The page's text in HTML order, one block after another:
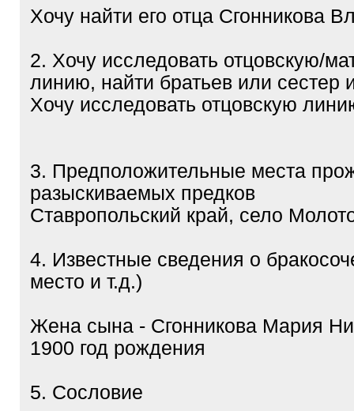
Хочу найти его отца Сгонникова
2. Хочу исследовать отцовскую/
линию, найти братьев или сестер
Хочу исследовать отцовскую
3. Предположительные места
разыскиваемых предков
Ставропольский край, село
4. Известные сведения о
место и т.д.)
Жена сына - Сгонникова Мария
1900 год рождения
5. Сословие